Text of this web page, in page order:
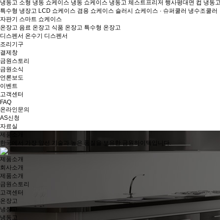
냉동고 소형 냉동 쇼케이스 냉동 쇼케이스 냉동고 체스트프리저 행사평대면 컵 냉동
특수형 냉장고 LCD 쇼케이스 겸용 쇼케이스 슬러시 쇼케이스 · 슈퍼쿨러 냉수조쿨러
자판기
스마트 쇼케이스
온장고 음료 온장고 식품 온장고 특수형 온장고
디스펜서 온수기
디스펜서
조리기구
결제창
금원스토리
금원소식
언론보도
이벤트
고객센터
FAQ
온라인문의
AS신청
자료실
제품소개
한국에서 가장 앞선 기술과 높은 품질을 보유한 금원하이텍입니다.
제품소개
회사소개
제품소개
금원스토리
고객센터
온장고
냉장고
냉동고